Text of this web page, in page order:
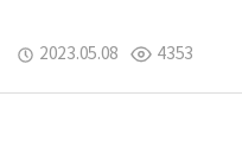
2023.05.08 4353